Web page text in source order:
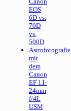
EOS
6D vs.
70D
vs.
500D
Astrofotografie
mit
dem
Canon
EF 11-
24mm
f/4L
USM